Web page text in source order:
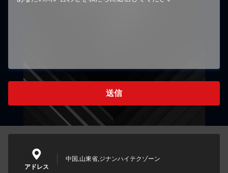
送信
アドレス
中国,山東省,ジナンハイテクゾーン